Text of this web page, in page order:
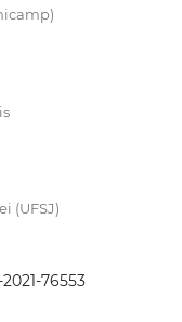
(UFSJ)
76553